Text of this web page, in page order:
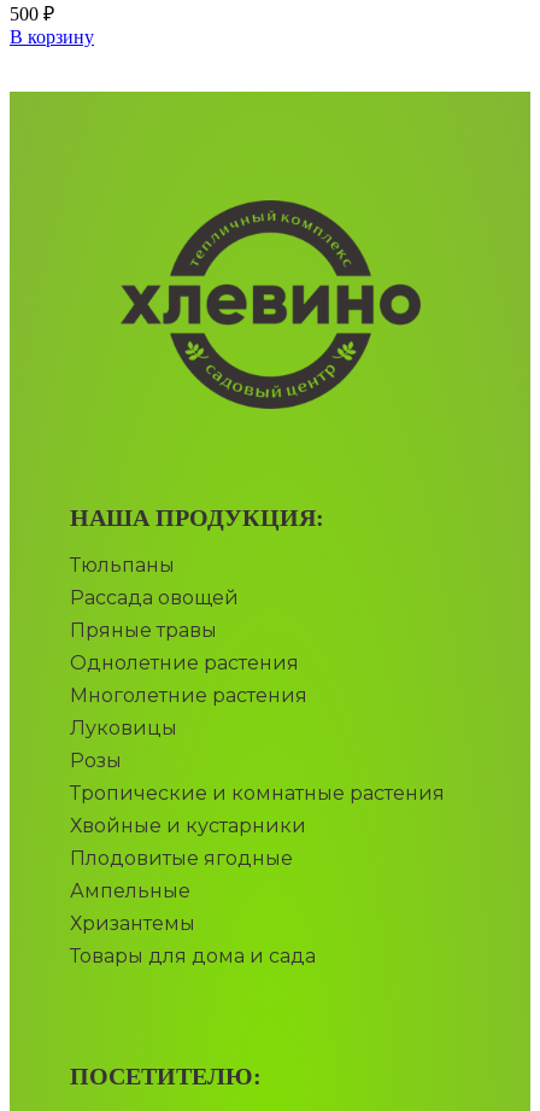
500 ₽
В корзину
НАША ПРОДУКЦИЯ:
Тюльпаны
Рассада овощей
Пряные травы
Однолетние растения
Многолетние растения
Луковицы
Розы
Тропические и комнатные растения
Хвойные и кустарники
Плодовитые ягодные
Ампельные
Хризантемы
Товары для дома и сада
ПОСЕТИТЕЛЮ: